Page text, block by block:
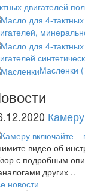
двигателей
Масленки
видео об
с подробным
других ..
новости